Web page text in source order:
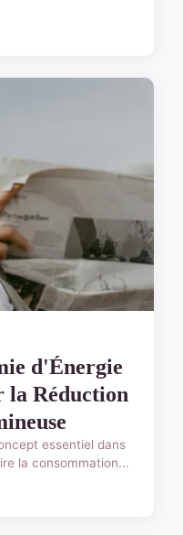
d'Énergie
la Réduction
essentiel dans
la consommation...